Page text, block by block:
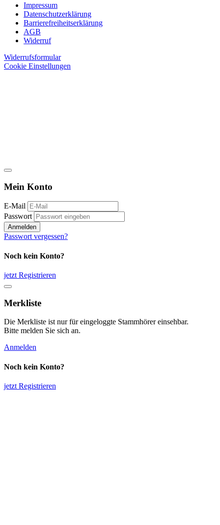
Impressum
Datenschutzerklärung
Barrierefreiheitserklärung
AGB
Widerruf
Widerrufsformular
Cookie Einstellungen
Mein Konto
E-Mail
Passwort
Anmelden
Passwort vergessen?
Noch kein Konto?
jetzt Registrieren
Merkliste
Die Merkliste ist nur für eingeloggte Stammhörer einsehbar.
Bitte melden Sie sich an.
Anmelden
Noch kein Konto?
jetzt Registrieren